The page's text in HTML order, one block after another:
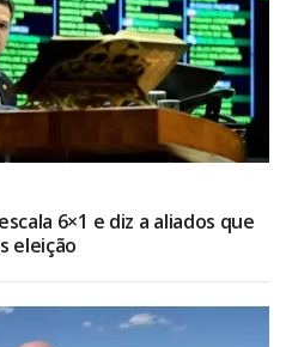
6×1 e diz a aliados que
eleição